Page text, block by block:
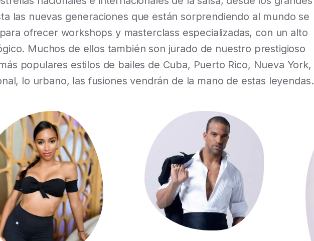
las nuevas generaciones que están sorprendiendo al mundo se
ofrecer workshops y masterclass especializadas, con un alto
Muchos de ellos también son jurado de nuestro prestigioso
populares estilos de bailes de Cuba, Puerto Rico, Nueva York,
lo urbano, las fusiones vendrán de la mano de estas leyendas.